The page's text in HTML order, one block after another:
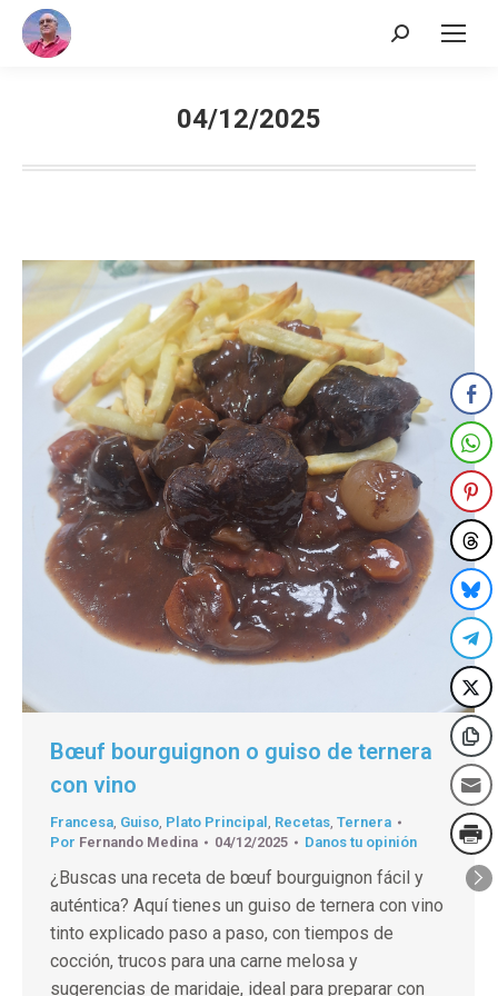
Buscar:
04/12/2025
Bœuf bourguignon o guiso de ternera
con vino
Francesa, Guiso, Plato Principal , Recetas, Ternera
Por Fernando Medina 04/12/2025 Danos tu opinión
¿Buscas una receta de bœuf bourguignon fácil y
auténtica? Aquí tienes un guiso de ternera con vino
tinto explicado paso a paso, con tiempos de
cocción, trucos para una carne melosa y
sugerencias de maridaje, ideal para preparar con